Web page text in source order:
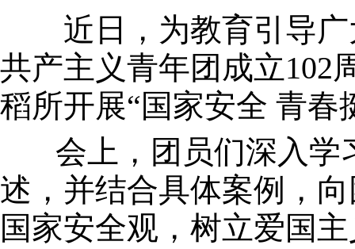
近日，为教育引导广
共产主义青年团成立102
稻所开展“国家安全 青
会上，团员们深入学
述，并结合具体案例，
国家安全观，树立爱国